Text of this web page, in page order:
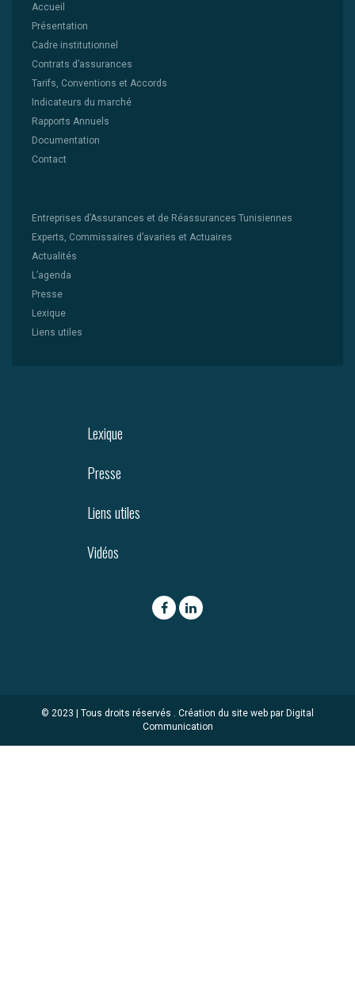
Accueil
Présentation
Cadre institutionnel
Contrats d’assurances
Tarifs, Conventions et Accords
Indicateurs du marché
Rapports Annuels
Documentation
Contact
Entreprises d’Assurances et de Réassurances Tunisiennes
Experts, Commissaires d’avaries et Actuaires
Actualités
L’agenda
Presse
Lexique
Liens utiles
Lexique
Presse
Liens utiles
Vidéos
© 2023 | Tous droits réservés . Création du site web par Digital
Communication